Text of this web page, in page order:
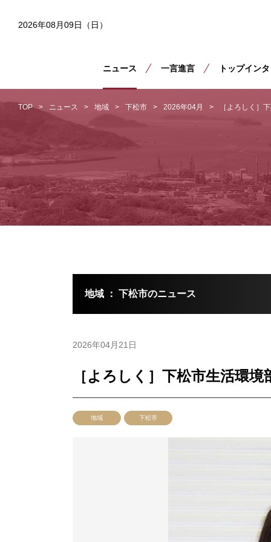
2026年08月09日（日）
ニュース 一言進言 トップイン
TOP ニュース 地域 下松市 2026年04月 ［よろしく］
地域 ： 下松市のニュース
2026年04月21日
［よろしく］下松市生活環
地域 下松市